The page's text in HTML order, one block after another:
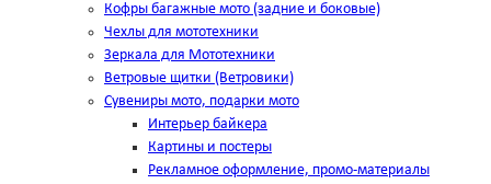
Кофры багажные мото (задние и боковые)
Чехлы для мототехники
Зеркала для Мототехники
Ветровые щитки (Ветровики)
Сувениры мото, подарки мото
Интерьер байкера
Картины и постеры
Рекламное оформление, промо-материалы